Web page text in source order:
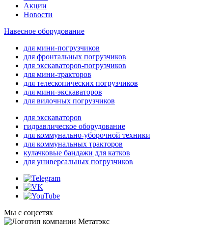
Акции
Новости
Навесное оборудование
для мини-погрузчиков
для фронтальных погрузчиков
для экскаваторов-погрузчиков
для мини-тракторов
для телескопических погрузчиков
для мини-экскаваторов
для вилочных погрузчиков
для экскаваторов
гидравлическое оборудование
для коммунально-уборочной техники
для коммунальных тракторов
кулачковые бандажи для катков
для универсальных погрузчиков
Мы с соцсетях